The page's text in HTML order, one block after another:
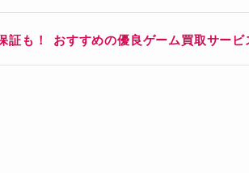
証も！ おすすめの優良ゲーム買取サー